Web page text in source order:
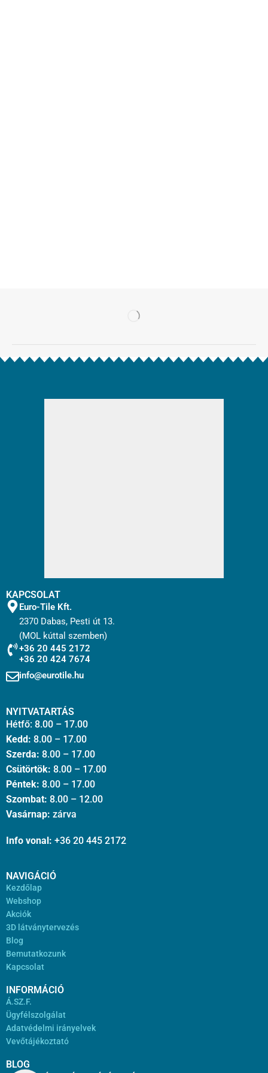
KAPCSOLAT
Euro-Tile Kft.
2370 Dabas, Pesti út 13.
(MOL kúttal szemben)
+36 20 445 2172
+36 20 424 7674
info@eurotile.hu
NYITVATARTÁS
Hétfő: 8.00 – 17.00
Kedd: 8.00 – 17.00
Szerda: 8.00 – 17.00
Csütörtök: 8.00 – 17.00
Péntek: 8.00 – 17.00
Szombat: 8.00 – 12.00
Vasárnap: zárva
Info vonal: +36 20 445 2172
NAVIGÁCIÓ
Kezdőlap
Webshop
Akciók
3D látványtervezés
Blog
Bemutatkozunk
Kapcsolat
INFORMÁCIÓ
Á.SZ.F.
Ügyfélszolgálat
Adatvédelmi irányelvek
Vevőtájékoztató
BLOG